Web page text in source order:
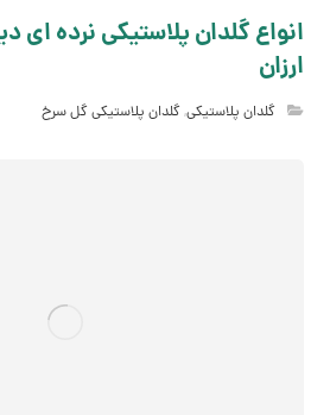
انواع گلدان پلاستیکی نرده ای
ارزان
گلدان پلاستیکی,گلدان پلاستیکی گل سرخ